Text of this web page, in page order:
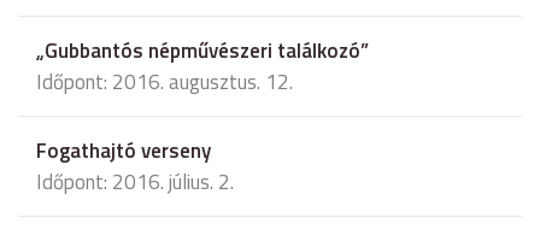
„Gubbantós népművészeri találkozó”
Időpont: 2016. augusztus. 12.
Fogathajtó verseny
Időpont: 2016. július. 2.